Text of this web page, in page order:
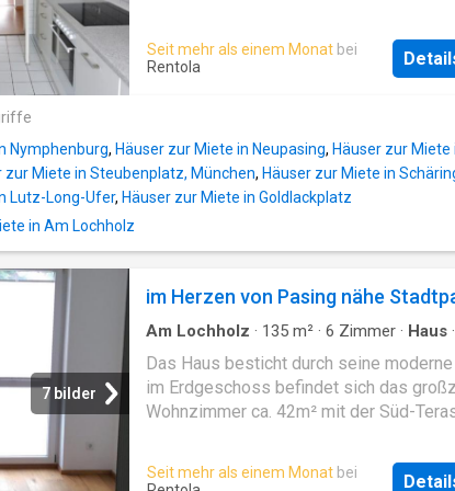
Wohnküche die vom Vormieter
kann. Es gibt einen
Seit mehr als einem Monat bei
Rentola
Nymphenburg, Häuser zur Miete in Neupasing, Häuser zur
zur Miete in Steubenplatz, München, Häuser zur Miete in
Lutz-Long-Ufer, Häuser zur Miete in Goldlackplatz
in Am Lochholz
7 bilder
im Herzen von Pasing nähe
Am Lochholz · 135 m² · 6 Zimmer · Haus ·
Das Haus besticht durch seine
im Erdgeschoss befindet sich das
Wohnzimmer ca. 42m² mit der Süd-
OG befindet sich ein großes
Süddbalkon und zwei Kinderzimmer
Seit mehr als einem Monat bei